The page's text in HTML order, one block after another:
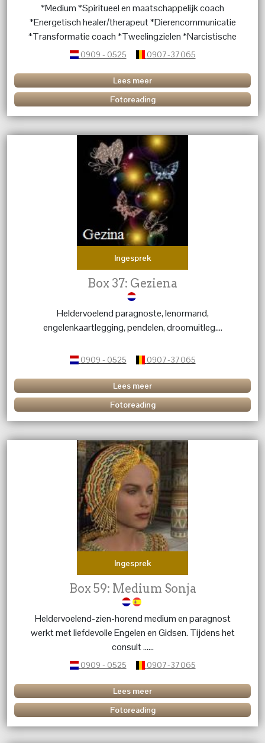
*Medium *Spiritueel en maatschappelijk coach
*Energetisch healer/therapeut *Dierencommunicatie
*Transformatie coach *Tweelingzielen *Narcistische
relaties *Persoonlijke ontwikkeling
0909 - 0525 0907-37065
Lees meer
Fotoreading
Ingesprek
Box 37: Geziena
Heldervoelend paragnoste, lenormand,
engelenkaartlegging, pendelen, droomuitleg....
0909 - 0525 0907-37065
Lees meer
Fotoreading
Ingesprek
Box 59: Medium Sonja
Heldervoelend-zien-horend medium en paragnost
werkt met liefdevolle Engelen en Gidsen. Tijdens het
consult ......
0909 - 0525 0907-37065
Lees meer
Fotoreading